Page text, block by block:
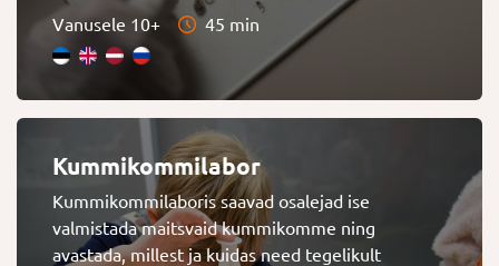
Vanusele 10+ 45 min
Kummikommilabor
Kummikommilaboris saavad osalejad ise
valmistada maitsvaid kummikomme ning
avastada, millest ja kuidas need tegelikult